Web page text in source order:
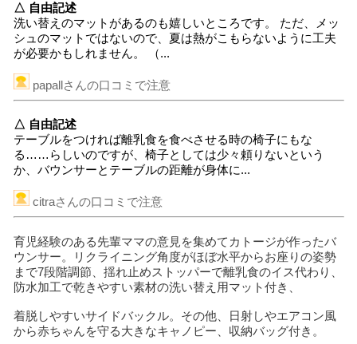
△ 自由記述
洗い替えのマットがあるのも嬉しいところです。 ただ、メッ
シュのマットではないので、夏は熱がこもらないように工夫
が必要かもしれません。 （...
papallさんの口コミで注意
△ 自由記述
テーブルをつければ離乳食を食べさせる時の椅子にもな
る……らしいのですが、椅子としては少々頼りないという
か、バウンサーとテーブルの距離が身体に...
citraさんの口コミで注意
育児経験のある先輩ママの意見を集めてカトージが作ったバ
ウンサー。リクライニング角度がほぼ水平からお座りの姿勢
まで7段階調節、揺れ止めストッパーで離乳食のイス代わり、
防水加工で乾きやすい素材の洗い替え用マット付き、
着脱しやすいサイドバックル。その他、日射しやエアコン風
から赤ちゃんを守る大きなキャノピー、収納バッグ付き。